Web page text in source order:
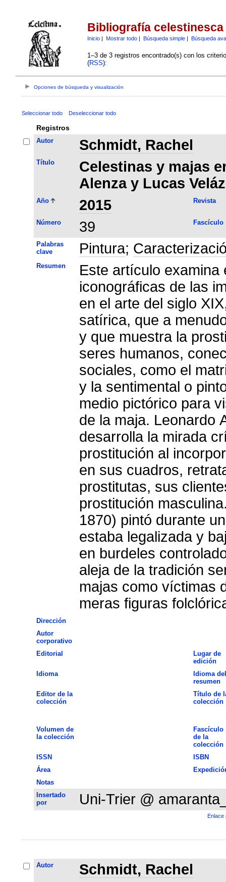
Bibliografía celestinesca
Inicio| Mostrar todo| Búsqueda simple| Búsqueda
1–3 de 3 registros encontrado(s) con los
(RSS):
Opciones de búsqueda y visualización
Seleccionar todo Deseleccionar todo
Registros
Autor Schmidt, Rachel
Título
Celestinas y majas
Alenza y Lucas
Año 2015 Revista
Número 39 Fascículo
Palabras
clave
Pintura;
Resumen
Este artículo examina el
iconográficas de las
en el arte del siglo XIX, ambas establecidas por Goya: la
satírica, que a
y que muestra la
seres humanos,
sociales, como el
y la sentimental o
medio pictórico para
de la maja. Leonardo
desarrolla la mirada
prostitución al
en sus cuadros,
prostitutas, sus
prostitución
1870) pintó durante
estaba legalizada y
en burdeles
aleja de la tradición
majas como víctimas
meras figuras
Dirección
Autor
corporativo
Editorial
Lugar de
edición
Idioma
Idioma del
resumen
Editor de la
colección
Título de
colección
Volumen de
la colección
Fascículo
de la
colección
ISSN
ISBN
Área
Notas
Insertado
por
Uni-Trier @
Enlace
Autor Schmidt, Rachel